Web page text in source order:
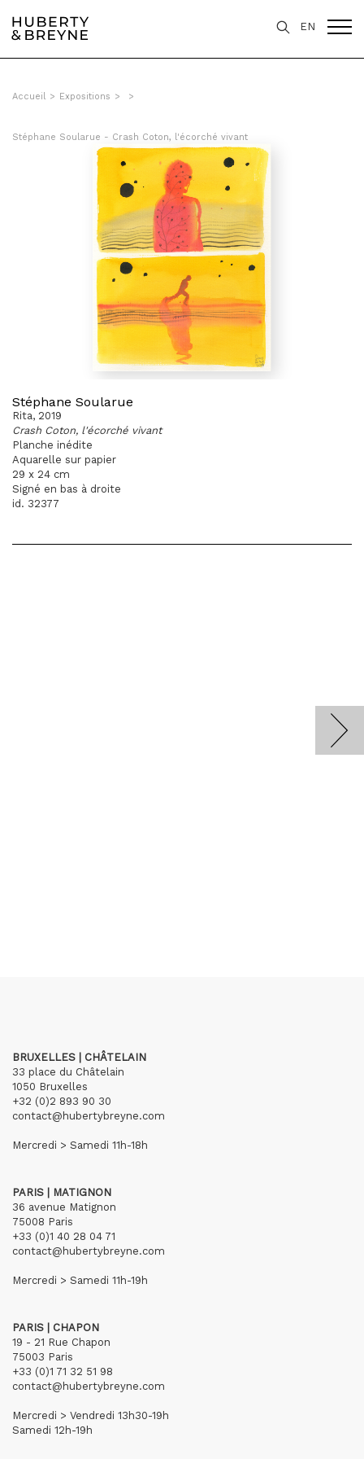
EN
Accueil > Expositions > >
Stéphane Soularue - Crash Coton, l'écorché vivant
Stéphane Soularue
Rita, 2019
Crash Coton, l'écorché vivant
Planche inédite
Aquarelle sur papier
29 x 24 cm
Signé en bas à droite
id. 32377
BRUXELLES | CHÂTELAIN
33 place du Châtelain
1050 Bruxelles
+32 (0)2 893 90 30
contact@hubertybreyne.com
Mercredi > Samedi 11h-18h
PARIS | MATIGNON
36 avenue Matignon
75008 Paris
+33 (0)1 40 28 04 71
contact@hubertybreyne.com
Mercredi > Samedi 11h-19h
PARIS | CHAPON
19 - 21 Rue Chapon
75003 Paris
+33 (0)1 71 32 51 98
contact@hubertybreyne.com
Mercredi > Vendredi 13h30-19h
Samedi 12h-19h